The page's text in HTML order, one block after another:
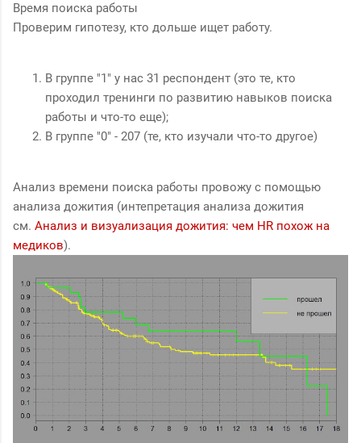
Время поиска работы
Проверим гипотезу, кто дольше ищет работу.
В группе "1" у нас 31 респондент (это те, кто
проходил тренинги по развитию навыков поиска
работы и что-то еще);
В группе "0" - 207 (те, кто изучали что-то другое)
Анализ времени поиска работы провожу с помощью
анализа дожития (интепретация анализа дожития
см. Анализ и визуализация дожития: чем HR похож на
медиков).